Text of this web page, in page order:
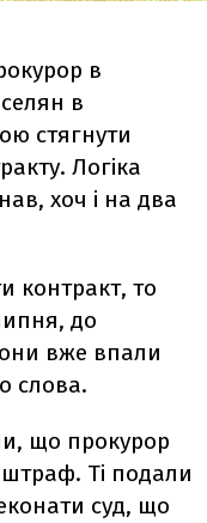
в
в
стягнути
Логіка
хоч і на два
контракт, то
до
вже впали
слова.
що прокурор
Ті подали
суд, що